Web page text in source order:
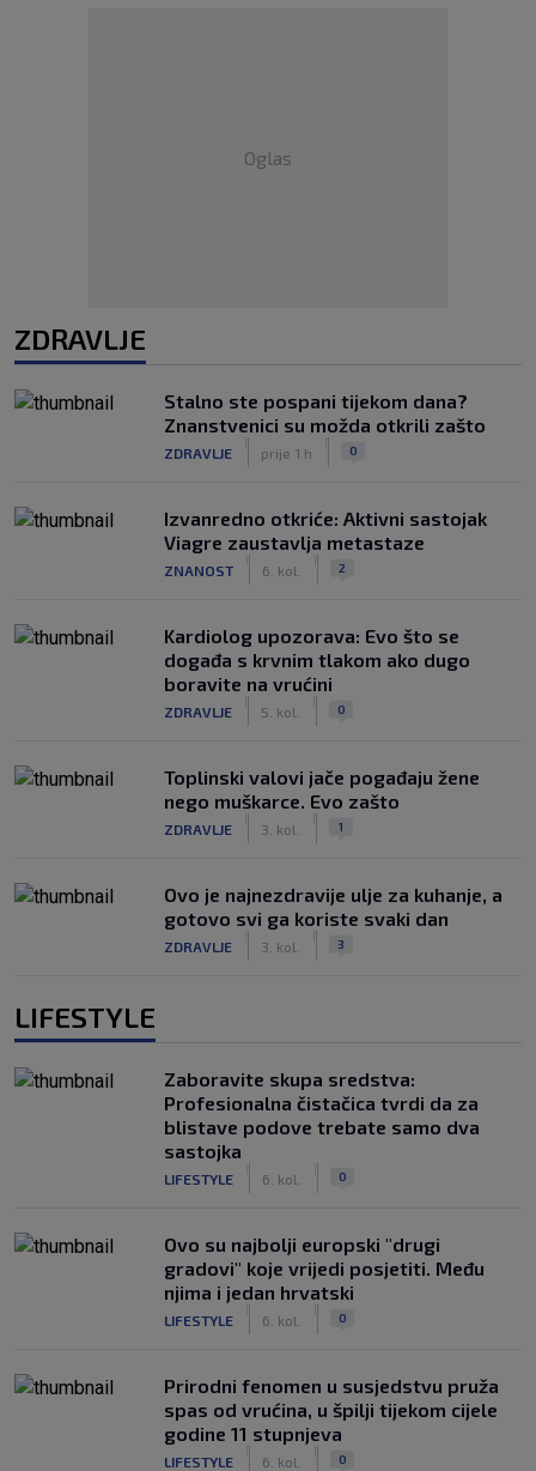
Oglas
ZDRAVLJE
Stalno ste pospani tijekom dana?
Znanstvenici su možda otkrili zašto
ZDRAVLJE prije 1 h 0
Izvanredno otkriće: Aktivni sastojak
Viagre zaustavlja metastaze
ZNANOST 6. kol. 2
Kardiolog upozorava: Evo što se
događa s krvnim tlakom ako dugo
boravite na vrućini
ZDRAVLJE 5. kol. 0
Toplinski valovi jače pogađaju žene
nego muškarce. Evo zašto
ZDRAVLJE 3. kol. 1
Ovo je najnezdravije ulje za kuhanje, a
gotovo svi ga koriste svaki dan
ZDRAVLJE 3. kol. 3
LIFESTYLE
Zaboravite skupa sredstva:
Profesionalna čistačica tvrdi da za
blistave podove trebate samo dva
sastojka
LIFESTYLE 6. kol. 0
Ovo su najbolji europski "drugi
gradovi" koje vrijedi posjetiti. Među
njima i jedan hrvatski
LIFESTYLE 6. kol. 0
Prirodni fenomen u susjedstvu pruža
spas od vrućina, u špilji tijekom cijele
godine 11 stupnjeva
LIFESTYLE 6. kol. 0